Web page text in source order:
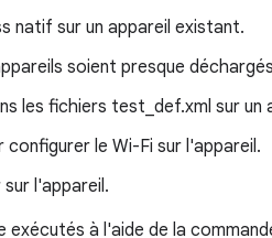
natif sur un appareil existant.
soient presque
les fichiers test_def.xml sur un
le Wi-Fi sur l'appareil.
l'appareil.
à l'aide de la